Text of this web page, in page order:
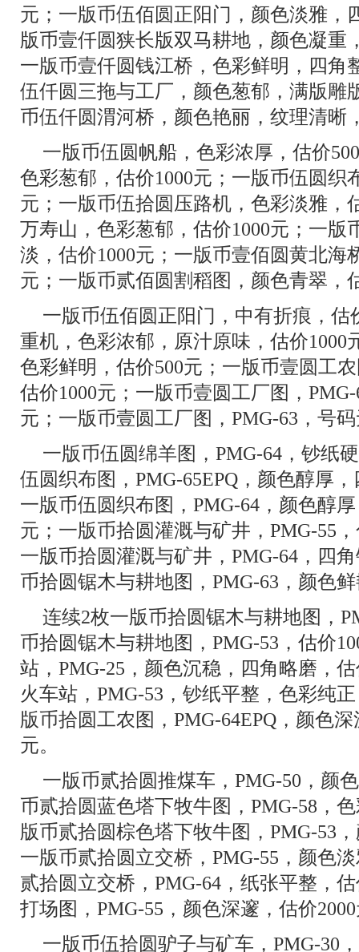
元；一版币伍佰圆正阳门，颜色淡雅，
版币壹仟圆狭长版双马耕地，颜色凝重
一版币壹仟圆钱江桥，色彩鲜明，四角
伍仟圆三拖与工厂，颜色葱郁，满版雕
币伍仟圆渭河桥，颜色艳丽，纹理清晰
一版币伍圆帆船，色彩浓厚，估价
色彩葱郁，估价1000元；一版币伍圆织
元；一版币伍拾圆压路机，色彩淡雅，
万寿山，色彩葱郁，估价1000元；一版
淡，估价1000元；一版币壹佰圆黄北海
元；一版币贰佰圆割稻图，颜色青翠，
一版币伍佰圆正阳门，中有折痕，估
重机，色彩浓郁，原汁原味，估价1000
色彩鲜明，估价500元；一版币壹圆工
估价1000元；一版币壹圆工厂图，
元；一版币壹圆工厂图，PMG-63，号
一版币伍圆绵羊图，PMG-64，钞纸
伍圆织布图，PMG-65EPQ，颜色醇厚
一版币伍圆织布图，PMG-64，颜色醇
元；一版币拾圆灌溉与矿井，PMG-55
一版币拾圆灌溉与矿井，PMG-64，四
币拾圆锯木与耕地图，PMG-63，颜色
连续2枚一版币拾圆锯木与耕地图，
币拾圆锯木与耕地图，PMG-53，估价
站，PMG-25，颜色沉稳，四角略磨，
火车站，PMG-53，钞纸平整，色彩纯
版币拾圆工农图，PMG-64EPQ，颜色
元。
一版币贰拾圆推煤车，PMG-50，颜
币贰拾圆蓝色塔下牧牛图，PMG-58，
版币贰拾圆棕色塔下牧牛图，PMG-53
一版币贰拾圆立交桥，PMG-55，颜色
贰拾圆立交桥，PMG-64，纸张平整，
打场图，PMG-55，颜色深邃，估价
一版币伍拾圆驴子与矿车，PMG-30